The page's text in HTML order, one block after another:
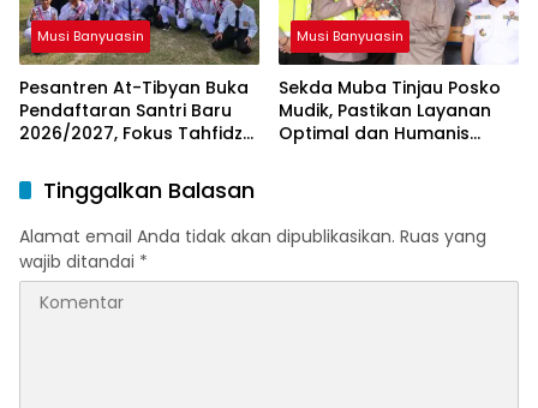
Musi Banyuasin
Pesantren At-Tibyan Buka
Pendaftaran Santri Baru
2026/2027, Fokus Tahfidz
Musi Banyuasin
Sekda Muba Tinjau Posko
Mudik, Pastikan Layanan
Optimal dan Humanis
Tinggalkan Balasan
Alamat email Anda tidak akan dipublikasikan. Ruas yang
wajib ditandai *